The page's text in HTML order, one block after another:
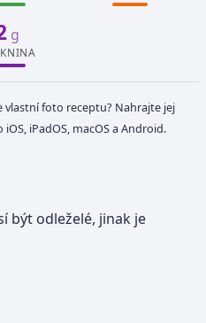
g
vlastní foto receptu? Nahrajte jej
iPadOS, macOS a Android.
být odleželé, jinak je